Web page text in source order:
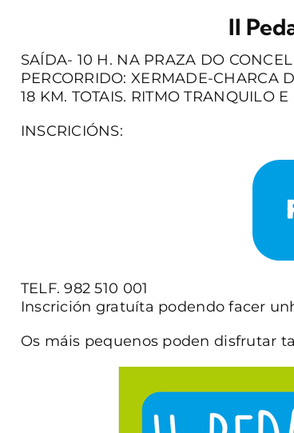
II
SAÍDA- 10 H. NA PRAZA DO
PERCORRIDO: XERMADE-CHARCA
18 KM. TOTAIS. RITMO TRANQUILO
INSCRICIÓNS:
TELF. 982 510 001
Inscrición gratuíta podendo facer
Os máis pequenos poden disfrutar